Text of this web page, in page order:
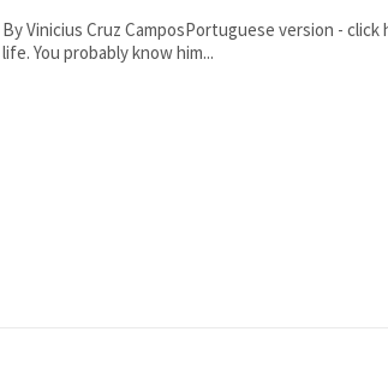
By Vinicius Cruz CamposPortuguese version - click here You may have heard of Karl Marx at some
life. You probably know him...